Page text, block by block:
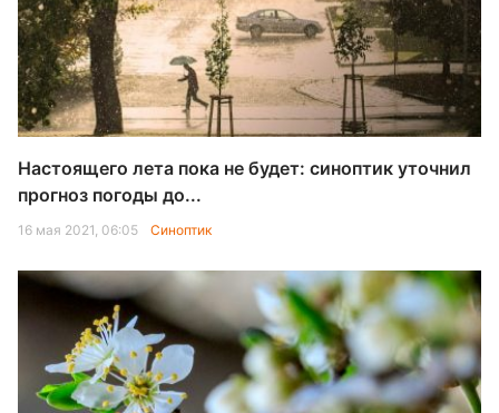
Настоящего лета пока не будет: синоптик уточнил
прогноз погоды до...
16 мая 2021, 06:05 Синоптик